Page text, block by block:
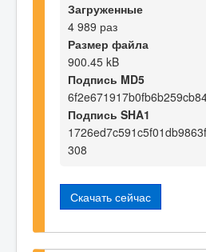
Загруженные
4 989 раз
Размер файла
900.45 kB
Подпись MD5
Подпись SHA1
308
Скачать сейчас